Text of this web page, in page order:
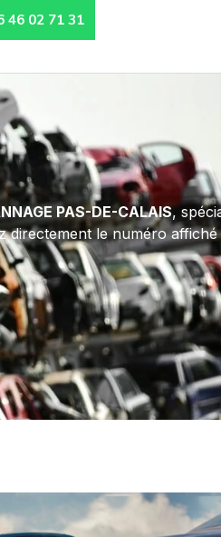
46 02 71 31
PAS-DE-CALAIS,
directement le numéro